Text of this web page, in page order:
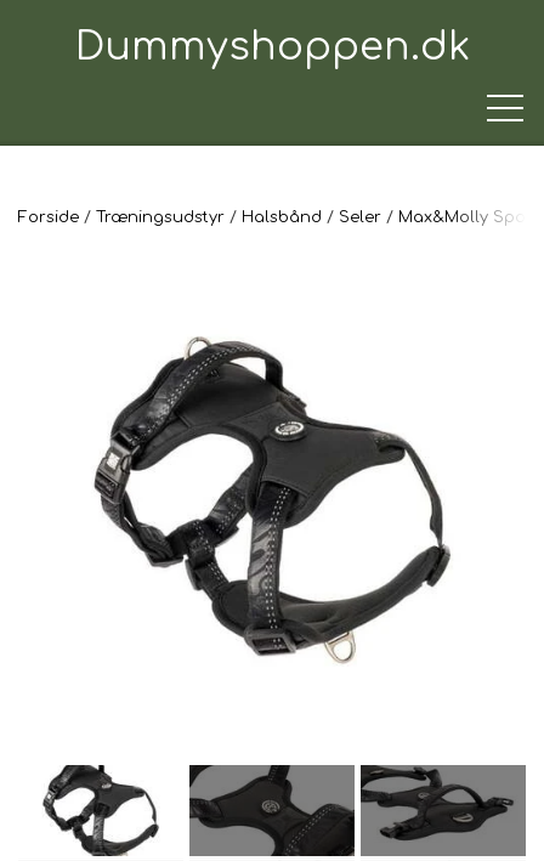
Dummyshoppen.dk
TRÆNINGSUDSTYR
TIL HUNDEN
TIL HUNDEFØREREN
TIL BILEN
FODER & FODER
TILSKUD
PRÆMIER & GAVER
Forside Træningsudstyr Halsbånd Seler Max&Molly